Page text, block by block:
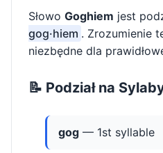
Słowo Goghiem jest
gog·hiem . Zrozumienie
niezbędne dla
📝 Podział na
gog — 1st syllable